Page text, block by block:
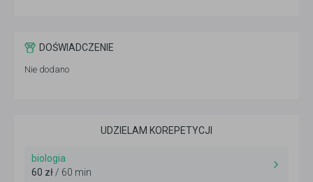
DOŚWIADCZENIE
Nie dodano
UDZIELAM KOREPETYCJI
biologia
60 zł/ 60 min